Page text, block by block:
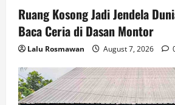
Ruang Kosong Jadi Jendela
Baca Ceria di Dasan Montor
Lalu Rosmawan August 7, 2026